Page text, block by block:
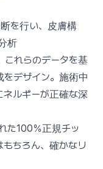
を行い、皮膚構
析
これらのデータを基
デザイン。施術中
ルギーが正確な深
た100％正規チッ
ちろん、確かなリ